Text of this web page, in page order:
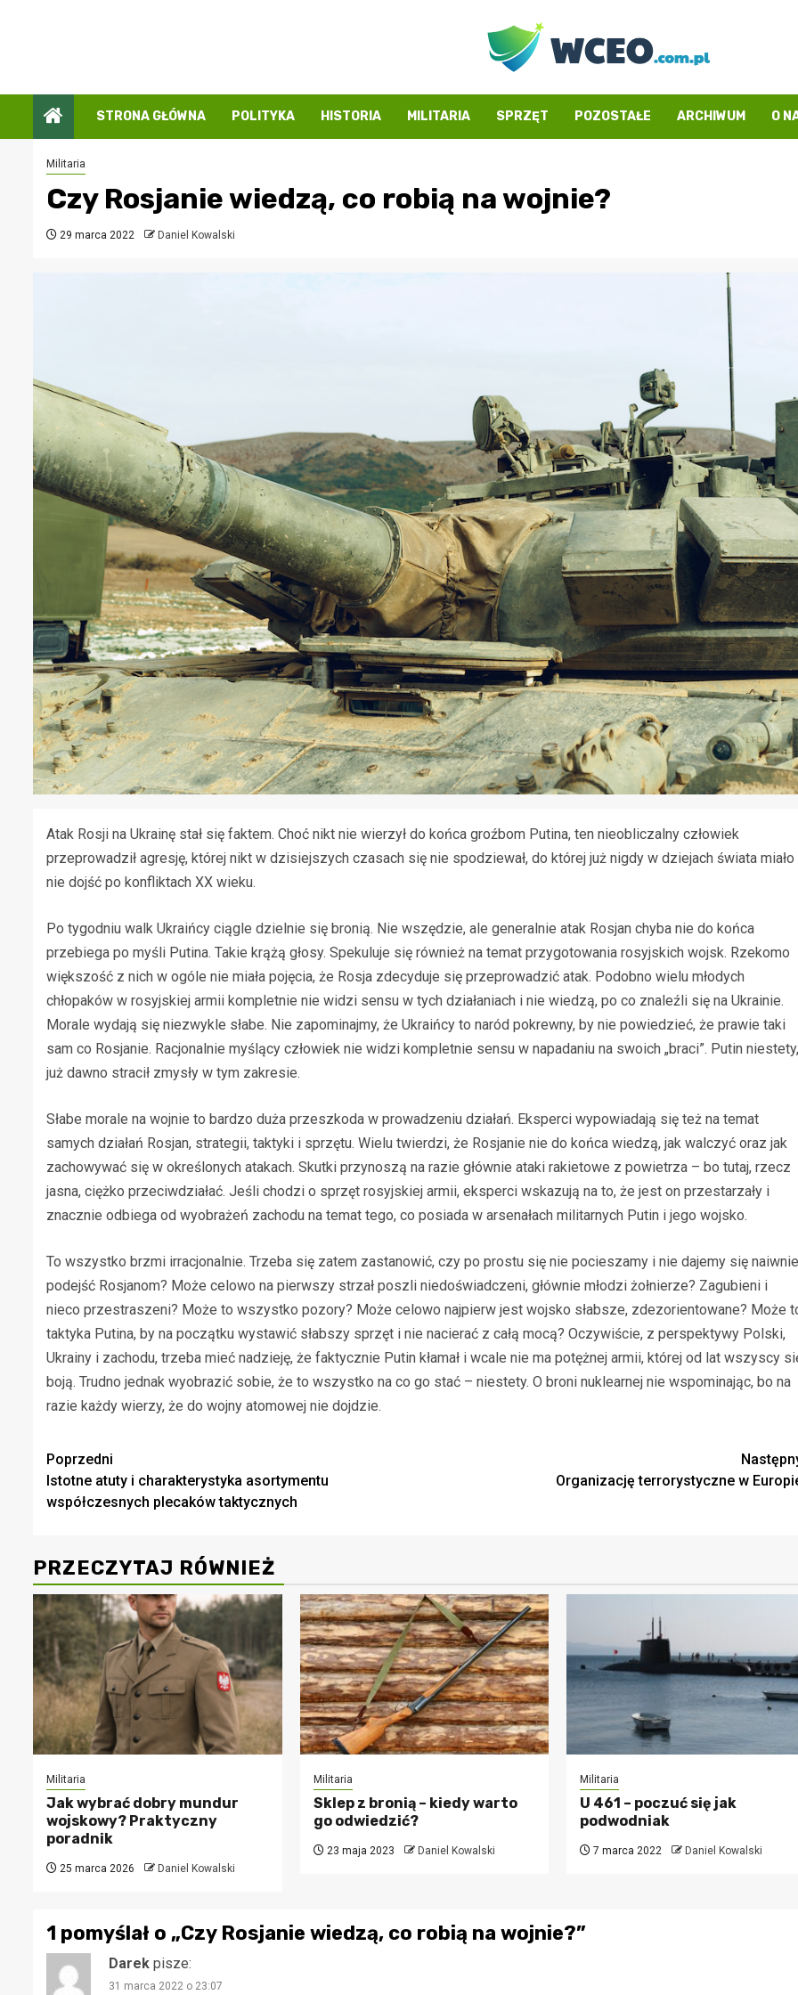
STRONA GŁÓWNA POLITYKA HISTORIA MILITARIA SPRZĘT POZOSTAŁE ARCHIWUM O
Militaria
Czy Rosjanie wiedzą, co robią na wojnie?
29 marca 2022 Daniel Kowalski
Atak Rosji na Ukrainę stał się faktem. Choć nikt nie wierzył do końca groźbom Putina, ten nieobliczalny człowiek
przeprowadził agresję, której nikt w dzisiejszych czasach się nie spodziewał, do której już nigdy w dziejach świata miało
nie dojść po konfliktach XX wieku.
Po tygodniu walk Ukraińcy ciągle dzielnie się bronią. Nie wszędzie, ale generalnie atak Rosjan chyba nie do końca
przebiega po myśli Putina. Takie krążą głosy. Spekuluje się również na temat przygotowania rosyjskich wojsk. Rzekomo
większość z nich w ogóle nie miała pojęcia, że Rosja zdecyduje się przeprowadzić atak. Podobno wielu młodych
chłopaków w rosyjskiej armii kompletnie nie widzi sensu w tych działaniach i nie wiedzą, po co znaleźli się na Ukrainie.
Morale wydają się niezwykle słabe. Nie zapominajmy, że Ukraińcy to naród pokrewny, by nie powiedzieć, że prawie taki
sam co Rosjanie. Racjonalnie myślący człowiek nie widzi kompletnie sensu w napadaniu na swoich „braci”. Putin niestety,
już dawno stracił zmysły w tym zakresie.
Słabe morale na wojnie to bardzo duża przeszkoda w prowadzeniu działań. Eksperci wypowiadają się też na temat
samych działań Rosjan, strategii, taktyki i sprzętu. Wielu twierdzi, że Rosjanie nie do końca wiedzą, jak walczyć oraz jak
zachowywać się w określonych atakach. Skutki przynoszą na razie głównie ataki rakietowe z powietrza – bo tutaj, rzecz
jasna, ciężko przeciwdziałać. Jeśli chodzi o sprzęt rosyjskiej armii, eksperci wskazują na to, że jest on przestarzały i
znacznie odbiega od wyobrażeń zachodu na temat tego, co posiada w arsenałach militarnych Putin i jego wojsko.
To wszystko brzmi irracjonalnie. Trzeba się zatem zastanowić, czy po prostu się nie pocieszamy i nie dajemy się naiwnie
podejść Rosjanom? Może celowo na pierwszy strzał poszli niedoświadczeni, głównie młodzi żołnierze? Zagubieni i
nieco przestraszeni? Może to wszystko pozory? Może celowo najpierw jest wojsko słabsze, zdezorientowane? Może
taktyka Putina, by na początku wystawić słabszy sprzęt i nie nacierać z całą mocą? Oczywiście, z perspektywy Polski,
Ukrainy i zachodu, trzeba mieć nadzieję, że faktycznie Putin kłamał i wcale nie ma potężnej armii, której od lat wszyscy
boją. Trudno jednak wyobrazić sobie, że to wszystko na co go stać – niestety. O broni nuklearnej nie wspominając, bo na
razie każdy wierzy, że do wojny atomowej nie dojdzie.
Zobacz
wpisy
Poprzedni
Istotne atuty i charakterystyka asortymentu
współczesnych plecaków taktycznych
Organizację terrorystyczne w
PRZECZYTAJ RÓWNIEŻ
Militaria
Jak wybrać dobry mundur
wojskowy? Praktyczny
poradnik
25 marca 2026 Daniel Kowalski
Militaria
Sklep z bronią – kiedy warto
go odwiedzić?
23 maja 2023 Daniel Kowalski
Militaria
U 461 – poczuć się jak
podwodniak
7 marca 2022 Daniel Kowalski
1 pomyślał o „Czy Rosjanie wiedzą, co robią na wojnie?”
Darek pisze:
31 marca 2022 o 23:07